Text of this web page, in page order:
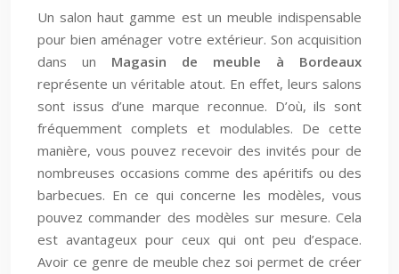
Un salon haut gamme est un meuble indispensable
pour bien aménager votre extérieur. Son acquisition
dans un Magasin de meuble à Bordeaux
représente un véritable atout. En effet, leurs salons
sont issus d’une marque reconnue. D’où, ils sont
fréquemment complets et modulables. De cette
manière, vous pouvez recevoir des invités pour de
nombreuses occasions comme des apéritifs ou des
barbecues. En ce qui concerne les modèles, vous
pouvez commander des modèles sur mesure. Cela
est avantageux pour ceux qui ont peu d’espace.
Avoir ce genre de meuble chez soi permet de créer